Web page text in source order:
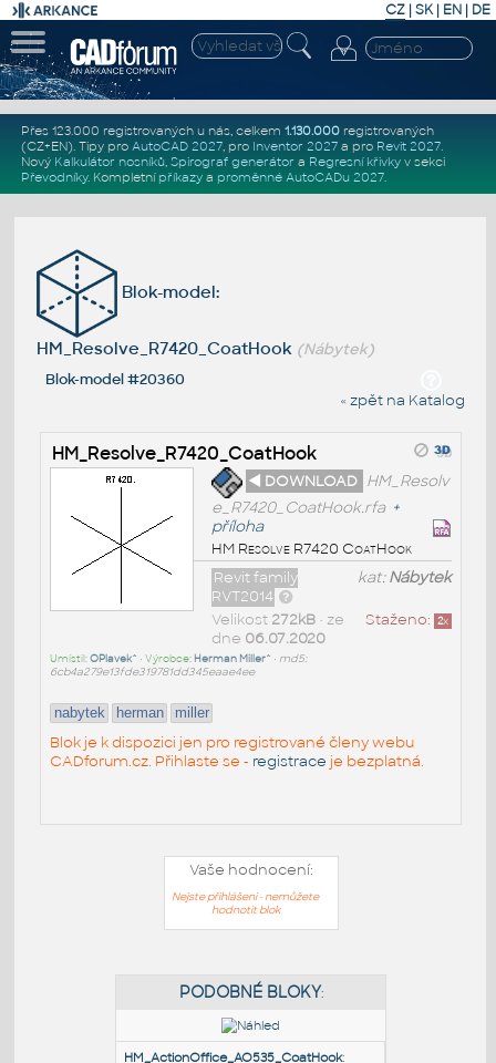
CZ | SK| EN | DE
Přes 123.000 registrovaných u nás, celkem 1.130.000registrovaných
(CZ+EN). Tipy pro AutoCAD 2027, pro Inventor 2027a pro Revit 2027.
Nový Kalkulátor nosníků, Spirograf generátor a Regresní křivkyv sekci
Převodníky. Kompletní příkazya proměnné AutoCADu 2027.
Blok-model:
HM_Resolve_R7420_CoatHook (Nábytek)
Blok-model #20360
« zpět na Katalog
HM_Resolve_R7420_CoatHook
◄ DOWNLOAD HM_Resolv
e_R7420_CoatHook.rfa +
příloha
HM Resolve R7420 CoatHook
kat:Nábytek
Revit family
RVT2014
Staženo: 2x
Velikost 272kB• ze
dne 06.07.2020
Umístil:OPlavek^ • Výrobce: Herman Miller^ • md5:
6cb4a279e13fde319781dd345eaae4ee
nabytek herman miller
Blok je k dispozici jen pro registrované členy webu
CADforum.cz. Přihlaste se - registrace je bezplatná.
Vaše hodnocení:
Nejste přihlášeni - nemůžete
hodnotit blok